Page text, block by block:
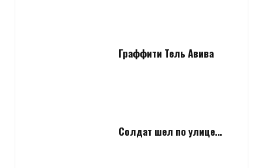
Граффити Тель Авива
Солдат шел по улице…